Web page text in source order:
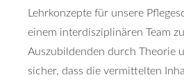
Lehrkonzepte für unsere
einem interdisziplinären Team
Auszubildenden durch Theorie
sicher, dass die vermittelten